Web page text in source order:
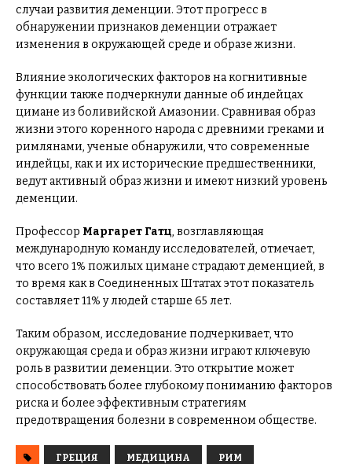
случаи развития деменции. Этот прогресс в
обнаружении признаков деменции отражает
изменения в окружающей среде и образе жизни.
Влияние экологических факторов на когнитивные
функции также подчеркнули данные об индейцах
цимане из боливийской Амазонии. Сравнивая образ
жизни этого коренного народа с древними греками и
римлянами, ученые обнаружили, что современные
индейцы, как и их исторические предшественники,
ведут активный образ жизни и имеют низкий уровень
деменции.
Профессор Маргарет Гатц, возглавляющая
международную команду исследователей, отмечает,
что всего 1% пожилых цимане страдают деменцией, в
то время как в Соединенных Штатах этот показатель
составляет 11% у людей старше 65 лет.
Таким образом, исследование подчеркивает, что
окружающая среда и образ жизни играют ключевую
роль в развитии деменции. Это открытие может
способствовать более глубокому пониманию факторов
риска и более эффективным стратегиям
предотвращения болезни в современном обществе.
ГРЕЦИЯ МЕДИЦИНА РИМ